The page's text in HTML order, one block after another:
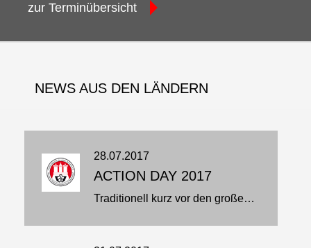
zur Terminübersicht
NEWS AUS DEN LÄNDERN
28.07.2017
ACTION DAY 2017
Traditionell kurz vor den großen Ferien richtete das DJJV Showteam HNT Hamburg am 15.7. den Action Day im LLZ aus…